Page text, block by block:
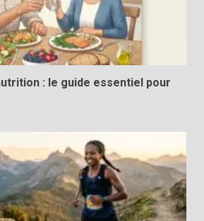
: le guide essentiel pour